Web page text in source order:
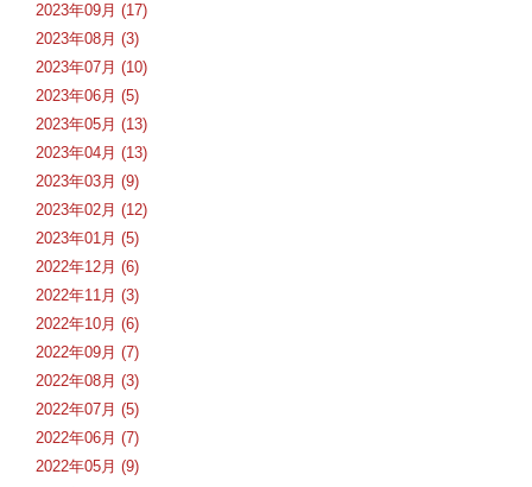
2023年09月 (17)
2023年08月 (3)
2023年07月 (10)
2023年06月 (5)
2023年05月 (13)
2023年04月 (13)
2023年03月 (9)
2023年02月 (12)
2023年01月 (5)
2022年12月 (6)
2022年11月 (3)
2022年10月 (6)
2022年09月 (7)
2022年08月 (3)
2022年07月 (5)
2022年06月 (7)
2022年05月 (9)